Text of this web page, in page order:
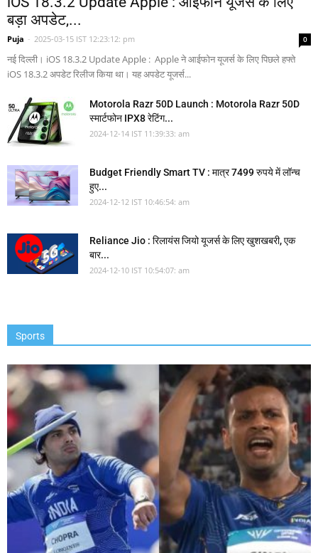
बड़ा अपडेट,...
Puja - 2025-03-15 IST 12:23:12: pm 0
नई दिल्ली। iOS 18.3.2 Update Apple : Apple ने आईफोन यूजर्स के लिए पिछले हफ्ते
iOS 18.3.2 अपडेट रिलीज किया था। यह अपडेट यूजर्स...
Motorola Razr 50D Launch : Motorola Razr 50D
स्मार्टफोन IPX8 रेटिंग...
2024-12-14 IST 11:39:33: am
Budget Friendly Smart TV : मात्र 7499 रुपये में लॉन्च
हुए...
2024-12-12 IST 10:46:54: am
Reliance Jio : रिलायंस जियो यूजर्स के लिए खुशखबरी, एक
बार...
2024-12-10 IST 10:54:07: am
Sports